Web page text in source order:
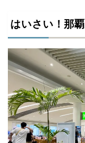
はいさい！那